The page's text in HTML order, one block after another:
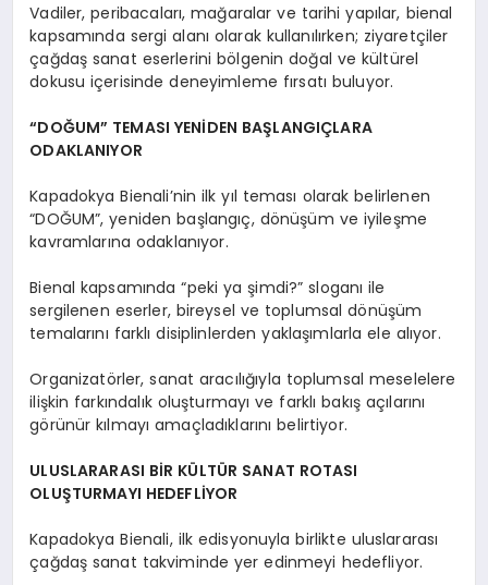
Vadiler, peribacaları, mağaralar ve tarihi yapılar, bienal
kapsamında sergi alanı olarak kullanılırken; ziyaretçiler
çağdaş sanat eserlerini bölgenin doğal ve kültürel
dokusu içerisinde deneyimleme fırsatı buluyor.
“DOĞUM” TEMASI YENİDEN BAŞLANGIÇLARA
ODAKLANIYOR
Kapadokya Bienali’nin ilk yıl teması olarak belirlenen
“DOĞUM”, yeniden başlangıç, dönüşüm ve iyileşme
kavramlarına odaklanıyor.
Bienal kapsamında “peki ya şimdi?” sloganı ile
sergilenen eserler, bireysel ve toplumsal dönüşüm
temalarını farklı disiplinlerden yaklaşımlarla ele alıyor.
Organizatörler, sanat aracılığıyla toplumsal meselelere
ilişkin farkındalık oluşturmayı ve farklı bakış açılarını
görünür kılmayı amaçladıklarını belirtiyor.
ULUSLARARASI BİR KÜLTÜR SANAT ROTASI
OLUŞTURMAYI HEDEFLİYOR
Kapadokya Bienali, ilk edisyonuyla birlikte uluslararası
çağdaş sanat takviminde yer edinmeyi hedefliyor.